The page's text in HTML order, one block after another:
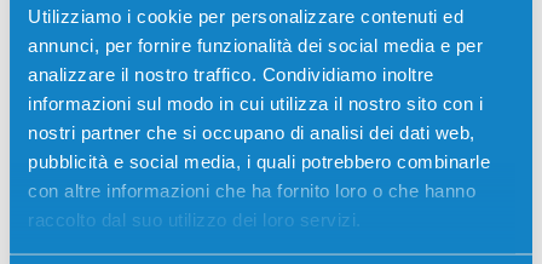
Utilizziamo i cookie per personalizzare contenuti ed
annunci, per fornire funzionalità dei social media e per
analizzare il nostro traffico. Condividiamo inoltre
informazioni sul modo in cui utilizza il nostro sito con i
nostri partner che si occupano di analisi dei dati web,
pubblicità e social media, i quali potrebbero combinarle
con altre informazioni che ha fornito loro o che hanno
raccolto dal suo utilizzo dei loro servizi.
Descrizione
Toner Olivetti B0872 originale NERO 45000 pagine
per Stampanti: Olivetti D-COLOR MF451